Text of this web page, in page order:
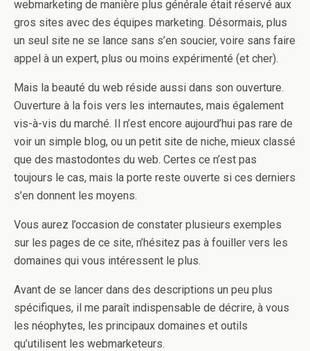
webmarketing de manière plus générale était réservé aux
gros sites avec des équipes marketing. Désormais, plus
un seul site ne se lance sans s’en soucier, voire sans faire
appel à un expert, plus ou moins expérimenté (et cher).
Mais la beauté du web réside aussi dans son ouverture.
Ouverture à la fois vers les internautes, mais également
vis-à-vis du marché. Il n’est encore aujourd’hui pas rare de
voir un simple blog, ou un petit site de niche, mieux classé
que des mastodontes du web. Certes ce n’est pas
toujours le cas, mais la porte reste ouverte si ces derniers
s’en donnent les moyens.
Vous aurez l’occasion de constater plusieurs exemples
sur les pages de ce site, n’hésitez pas à fouiller vers les
domaines qui vous intéressent le plus.
Avant de se lancer dans des descriptions un peu plus
spécifiques, il me paraît indispensable de décrire, à vous
les néophytes, les principaux domaines et outils
qu’utilisent les webmarketeurs.